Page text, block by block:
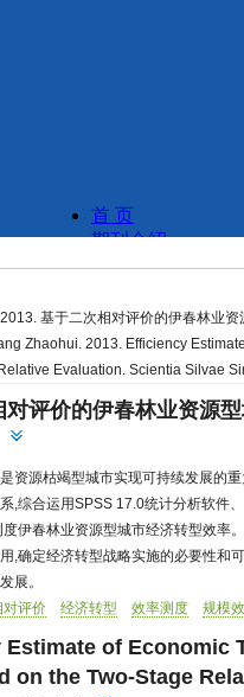
基于二次相对评价的伊春林业
Zhaohui. 2013. Efficiency
Evaluation. Scientia Silvae
对评价的伊春林业资源
是资源枯竭型城市实现可持续发展的
,综合运用SPSS 17.0统计分析软件
伊春林业资源型城市经济转型效率
,确定经济转型战略实施的必要性和
展。
对评价 经济转型 效率测度 规模
of Economic
on the Two-Stage